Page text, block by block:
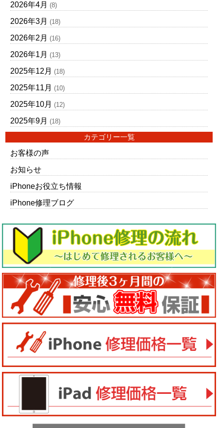
2026年4月 (8)
2026年3月 (18)
2026年2月 (16)
2026年1月 (13)
2025年12月 (18)
2025年11月 (10)
2025年10月 (12)
2025年9月 (18)
カテゴリー一覧
お客様の声
お知らせ
iPhoneお役立ち情報
iPhone修理ブログ